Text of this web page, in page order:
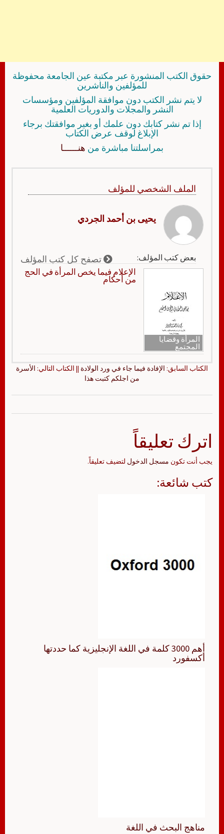
حقوق الكتب المنشورة عبر مكتبة عين الجامعة محفوظة
للمؤلفين والناشرين
لا يتم نشر الكتب دون موافقة المؤلفين ومؤسسات
النشر والمجلات والدوريات العلمية
إذا تم نشر كتابك دون علمك أو بغير موافقتك برجاء
الإبلاغ لوقف عرض الكتاب
بمراسلتنا مباشرة من هنــــــا
الملف الشخصي للمؤلف
يحيى بن أحمد الجردي
بعض كتب المؤلف: تصفح كل كتب المؤلف
المرأة وقضايا
المجتمع
الإعلام فيما يخص المرأة في الحج
من أحكام
الكتاب السابق: الإفادة فيما جاء في ورد الولادة || الكتاب التالي: الأسرة
من اجلكم كتبت هذا
اترك تعليقاً
يجب أنت تكون مسجل الدخول لتضيف تعليقاً.
كتب شائعة:
أهم 3000 كلمة في اللغة الإنجليزية كما حددتها
أكسفورد
مناهج البحث في اللغة